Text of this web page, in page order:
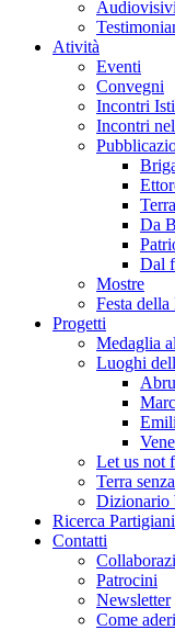
Audiovisivi
Atività
Eventi
Convegni
Incontri
Incontri
Da
Dal
Mostre
Festa
Progetti
Medaglia
Luoghi
Let us not
Terra
Dizionario
Ricerca Partigiani
Contatti
Patrocini
Newsletter
Come